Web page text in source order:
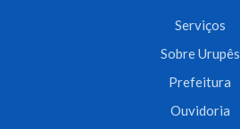
Serviços
Sobre Urupês
Prefeitura
Ouvidoria